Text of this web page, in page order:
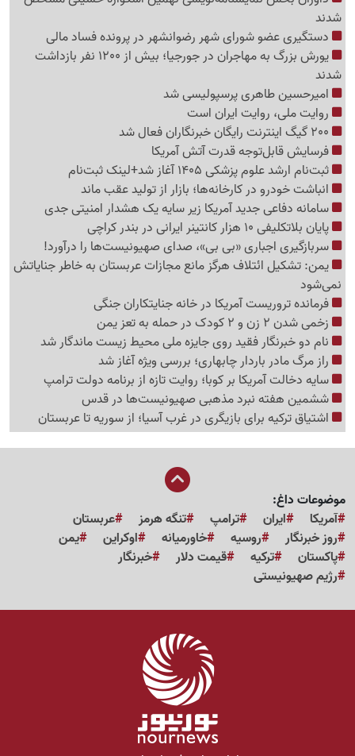
شدند
دستگیری عضو شورای شهر رضوانشهر در پرونده فساد مالی
یورش بزرگ به مهاجران در جورجیا؛ بیش از 1200 نفر بازداشت
شدند
امیرحسین طاهری پرسپولیسی شد
روایت ملی، روایت ایران است
فرسایش قابل‌توجه قدرت آتش آمریکا
ثبت‌نام ارشد علوم پزشکی 1405 آغاز شد+لینک ثبت‌نام
انباشت خودرو در کارخانه‌ها؛ بازار از تولید عقب ماند
سامانه دفاعی جدید آمریکا زیر سایه یک هشدار امنیتی جدی
پایان بلاتکلیفی 10 هزار کانتینر ایرانی در بندر کراچی
سربازگیری اجباری «بی بی»، صدای صهیونیست‌ها را درآورد!
یمن: تشکیل ائتلاف هرگز مانع مجازات عربستان به خاطر جنایاتش
نمی‌شود
فرمانده تروریست آمریکا در خانه جنایتکاران جنگی
زخمی شدن 2 زن و 2 کودک در حمله به تعز یمن
نام دو خبرنگار فقید روی جایزه ملی محیط زیست ماندگار شد
راز مرگ مادر باردار چابهاری؛ بررسی ویژه آغاز شد
سایه دخالت آمریکا بر کوبا؛ روایت تازه از برنامه دولت ترامپ
ششمین هفته نبرد مذهبی صهیونیست‌ها در قدس
اشتیاق ترکیه برای بازیگری در غرب آسیا؛ از سوریه تا عربستان
موضوعات داغ:
آمریکا
ایران ترامپ تنگه هرمز
عربستان
روز خبرنگار
روسیه خاورمیانه اوکراین
یمن
پاکستان
ترکیه قیمت دلار
خبرنگار
رژیم صهیونیستی